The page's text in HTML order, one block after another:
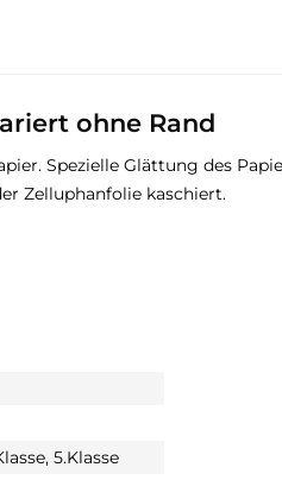
ohne Rand
Spezielle Glättung des
Zelluphanfolie kaschiert.
5.Klasse